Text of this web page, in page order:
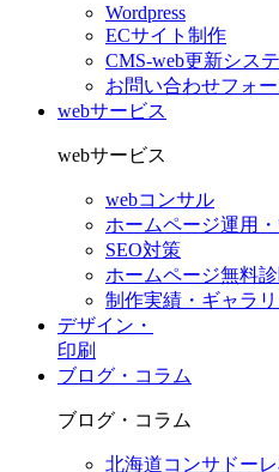
Wordpress
ECサイト制作
CMS-web更新シス
お問い合わせフォ
webサービス
webサービス
webコンサル
ホームページ運用
SEO対策
ホームページ無料
制作実績・ギャラ
デザイン・
印刷
ブログ・コラム
ブログ・コラム
北海道コンサドー